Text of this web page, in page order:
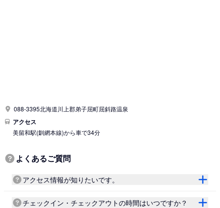
088-3395北海道川上郡弟子屈町屈斜路温泉
アクセス
美留和駅(釧網本線)から車で34分
よくあるご質問
アクセス情報が知りたいです。
チェックイン・チェックアウトの時間はいつですか？